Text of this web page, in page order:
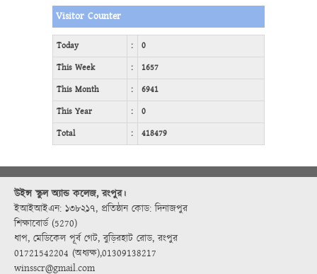
Visitor Counter
Today :
0
This Week
:
1657
This Month
:
6941
This Year
:
0
Total
: 418479
উইন্স স্কুল অ্যান্ড কলেজ, রংপুর।
ইআইআইএন: ১৩৮২১৭, প্রতিষ্ঠান কোড: দিনাজপুর
শিক্ষাবোর্ড (5270)
ধাপ, মেডিকেল পূর্ব গেট, বুড়িরহাট রোড, রংপুর
01721542204 (অধ্যক্ষ),01309138217
winsscr@gmail.com